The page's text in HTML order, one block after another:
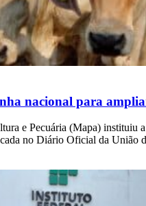
nacional para
e Pecuária (Mapa) instituiu
no Diário Oficial da União